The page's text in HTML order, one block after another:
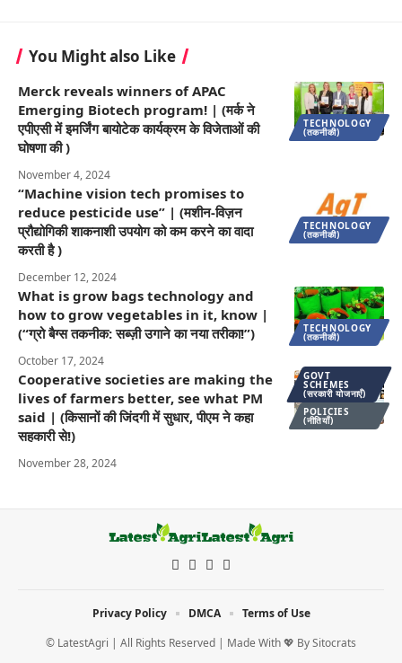
You Might also Like
TECHNOLOGY
(तकनीकी)
Merck reveals winners of APAC
Emerging Biotech program! | (मर्क ने
एपीएसी में इमर्जिंग बायोटेक कार्यक्रम के विजेताओं की
घोषणा की )
November 4, 2024
TECHNOLOGY
(तकनीकी)
“Machine vision tech promises to
reduce pesticide use” | (मशीन-विज़न
प्रौद्योगिकी शाकनाशी उपयोग को कम करने का वादा
करती है )
December 12, 2024
TECHNOLOGY
(तकनीकी)
What is grow bags technology and
how to grow vegetables in it, know |
(“ग्रो बैग्स तकनीक: सब्ज़ी उगाने का नया तरीका!”)
October 17, 2024
GOVT
SCHEMES
(सरकारी योजनाएँ)
POLICIES
(नीतियाँ)
Cooperative societies are making the
lives of farmers better, see what PM
said | (किसानों की जिंदगी में सुधार, पीएम ने कहा
सहकारी से!)
November 28, 2024
© LatestAgri | All Rights Reserved | Made With 💖 BySitocrats
Privacy Policy DMCA Terms of Use